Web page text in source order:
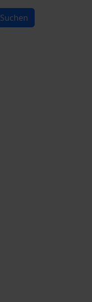
Suchen